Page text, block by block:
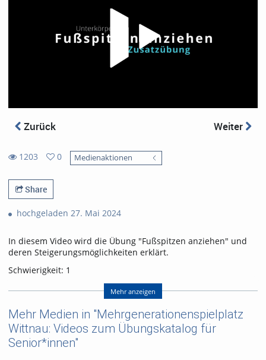
Zurück Weiter
1203
views
0
favorites
Medienaktionen
Share
hochgeladen 27. Mai 2024
In diesem Video wird die Übung "Fußspitzen anziehen" und
deren Steigerungsmöglichkeiten erklärt.
Schwierigkeit: 1
Muskulatur: Schienbeinmuskulatur
Referent/in:
Mehr anzeigen
Mehr Medien in "Mehrgenerationenspielplatz
Wittnau: Videos zum Übungskatalog für
Senior*innen"